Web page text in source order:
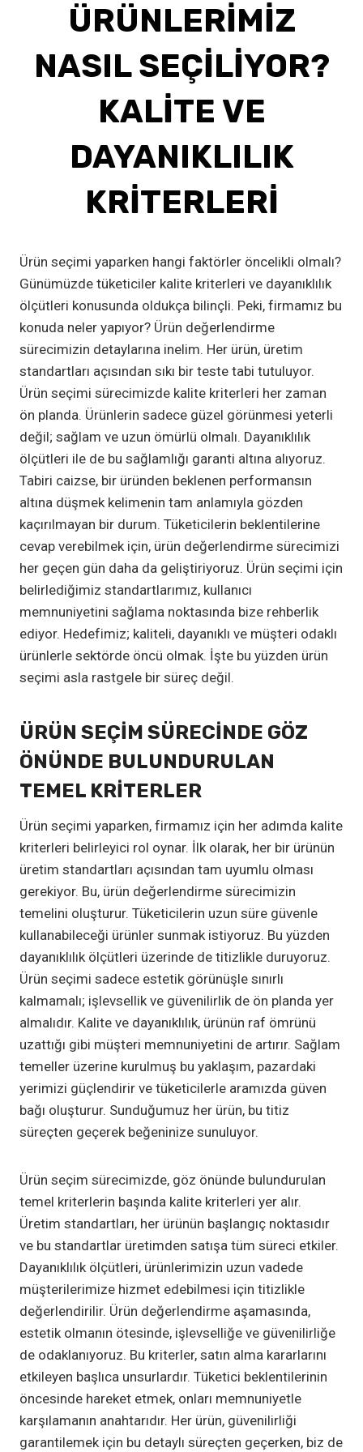
ÜRÜNLERIMIZ
NASIL SEÇILIYOR?
KALITE VE
DAYANIKLILIK
KRITERLERI
Ürün seçimi yaparken hangi faktörler öncelikli olmalı?
Günümüzde tüketiciler kalite kriterleri ve dayanıklılık
ölçütleri konusunda oldukça bilinçli. Peki, firmamız bu
konuda neler yapıyor? Ürün değerlendirme
sürecimizin detaylarına inelim. Her ürün, üretim
standartları açısından sıkı bir teste tabi tutuluyor.
Ürün seçimi sürecimizde kalite kriterleri her zaman
ön planda. Ürünlerin sadece güzel görünmesi yeterli
değil; sağlam ve uzun ömürlü olmalı. Dayanıklılık
ölçütleri ile de bu sağlamlığı garanti altına alıyoruz.
Tabiri caizse, bir üründen beklenen performansın
altına düşmek kelimenin tam anlamıyla gözden
kaçırılmayan bir durum. Tüketicilerin beklentilerine
cevap verebilmek için, ürün değerlendirme sürecimizi
her geçen gün daha da geliştiriyoruz. Ürün seçimi için
belirlediğimiz standartlarımız, kullanıcı
memnuniyetini sağlama noktasında bize rehberlik
ediyor. Hedefimiz; kaliteli, dayanıklı ve müşteri odaklı
ürünlerle sektörde öncü olmak. İşte bu yüzden ürün
seçimi asla rastgele bir süreç değil.
ÜRÜN SEÇIM SÜRECINDE GÖZ
ÖNÜNDE BULUNDURULAN
TEMEL KRITERLER
Ürün seçimi yaparken, firmamız için her adımda kalite
kriterleri belirleyici rol oynar. İlk olarak, her bir ürünün
üretim standartları açısından tam uyumlu olması
gerekiyor. Bu, ürün değerlendirme sürecimizin
temelini oluşturur. Tüketicilerin uzun süre güvenle
kullanabileceği ürünler sunmak istiyoruz. Bu yüzden
dayanıklılık ölçütleri üzerinde de titizlikle duruyoruz.
Ürün seçimi sadece estetik görünüşle sınırlı
kalmamalı; işlevsellik ve güvenilirlik de ön planda yer
almalıdır. Kalite ve dayanıklılık, ürünün raf ömrünü
uzattığı gibi müşteri memnuniyetini de artırır. Sağlam
temeller üzerine kurulmuş bu yaklaşım, pazardaki
yerimizi güçlendirir ve tüketicilerle aramızda güven
bağı oluşturur. Sunduğumuz her ürün, bu titiz
süreçten geçerek beğeninize sunuluyor.
Ürün seçim sürecimizde, göz önünde bulundurulan
temel kriterlerin başında kalite kriterleri yer alır.
Üretim standartları, her ürünün başlangıç noktasıdır
ve bu standartlar üretimden satışa tüm süreci etkiler.
Dayanıklılık ölçütleri, ürünlerimizin uzun vadede
müşterilerimize hizmet edebilmesi için titizlikle
değerlendirilir. Ürün değerlendirme aşamasında,
estetik olmanın ötesinde, işlevselliğe ve güvenilirliğe
de odaklanıyoruz. Bu kriterler, satın alma kararlarını
etkileyen başlıca unsurlardır. Tüketici beklentilerinin
öncesinde hareket etmek, onları memnuniyetle
karşılamanın anahtarıdır. Her ürün, güvenilirliği
garantilemek için bu detaylı süreçten geçerken, biz de